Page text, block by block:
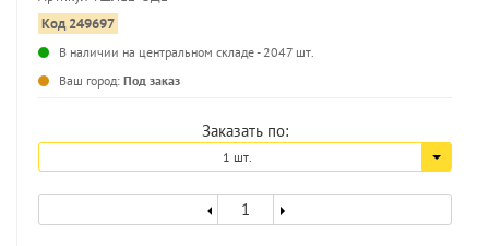
Код 249697
В наличии на центральном складе - 2047 шт.
Ваш город: Под заказ
Заказать по:
1 шт.